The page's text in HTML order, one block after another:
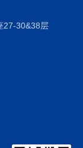
及时买入或卖
产生跟踪偏离
牌，基金可能
金管理人可能
面临无法赎回
27-30&38层